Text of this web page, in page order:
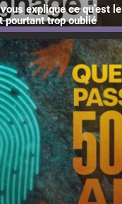
explique ce qu’est
pourtant trop oublié